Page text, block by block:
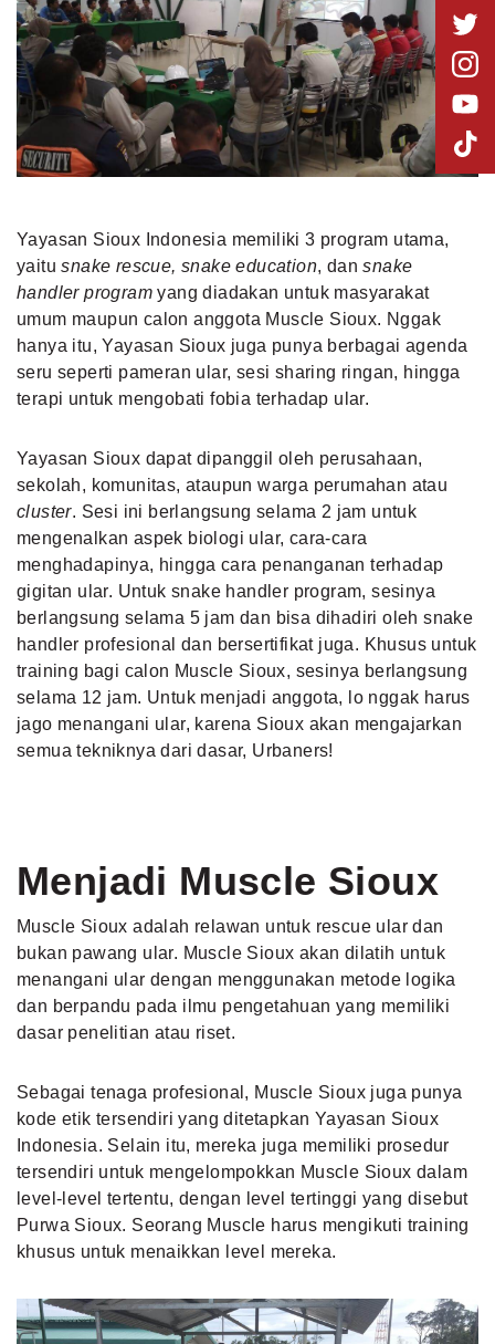
Yayasan Sioux Indonesia memiliki 3 program utama,
yaitusnake rescue, snake education, dansnake
handler program yang diadakan untuk masyarakat
umum maupun calon anggota Muscle Sioux. Nggak
hanya itu, Yayasan Sioux juga punya berbagai agenda
seru seperti pameran ular, sesi sharing ringan, hingga
terapi untuk mengobati fobia terhadap ular.
Yayasan Sioux dapat dipanggil oleh perusahaan,
sekolah, komunitas, ataupun warga perumahan atau
cluster. Sesi ini berlangsung selama 2 jam untuk
mengenalkan aspek biologi ular, cara-cara
menghadapinya, hingga cara penanganan terhadap
gigitan ular. Untuk snake handler program, sesinya
berlangsung selama 5 jam dan bisa dihadiri oleh snake
handler profesional dan bersertifikat juga. Khusus untuk
training bagi calon Muscle Sioux, sesinya berlangsung
selama 12 jam. Untuk menjadi anggota, lo nggak harus
jago menangani ular, karena Sioux akan mengajarkan
semua tekniknya dari dasar, Urbaners!
Menjadi Muscle Sioux
Muscle Sioux adalah relawan untuk rescue ular dan
bukan pawang ular. Muscle Sioux akan dilatih untuk
menangani ular dengan menggunakan metode logika
dan berpandu pada ilmu pengetahuan yang memiliki
dasar penelitian atau riset.
Sebagai tenaga profesional, Muscle Sioux juga punya
kode etik tersendiri yang ditetapkan Yayasan Sioux
Indonesia. Selain itu, mereka juga memiliki prosedur
tersendiri untuk mengelompokkan Muscle Sioux dalam
level-level tertentu, dengan level tertinggi yang disebut
Purwa Sioux. Seorang Muscle harus mengikuti training
khusus untuk menaikkan level mereka.